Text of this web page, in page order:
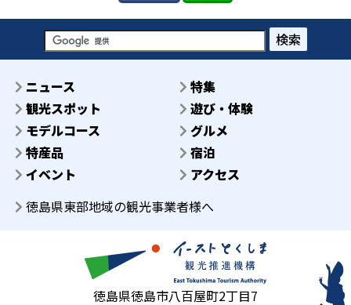
検索
ニュース
特集
観光スポット
遊び・体験
モデルコース
グルメ
特産品
宿泊
イベント
アクセス
徳島県東部地域の観光事業者様へ
徳島県徳島市八百屋町2丁目7